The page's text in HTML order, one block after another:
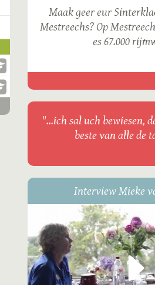
Maak geer eur
Mestreechs? Op
es 67.000
"...ich sal uch bewiesen,
beste van alle de
Interview Mieke